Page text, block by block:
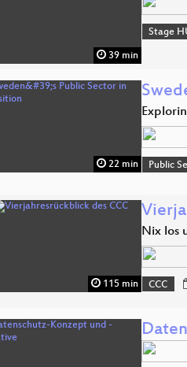
39 min
Stage
22 min Public
115 min
Nix los
CCC